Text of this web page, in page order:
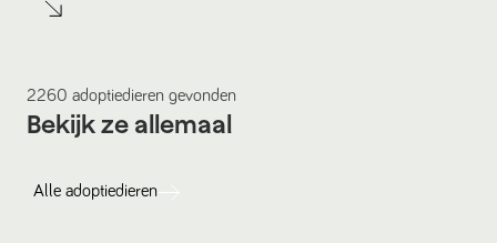
2260 adoptiedieren gevonden
Bekijk ze allemaal
Alle adoptiedieren